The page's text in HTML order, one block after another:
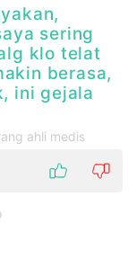
sering
klo telat
berasa,
ini gejala
ahli medis